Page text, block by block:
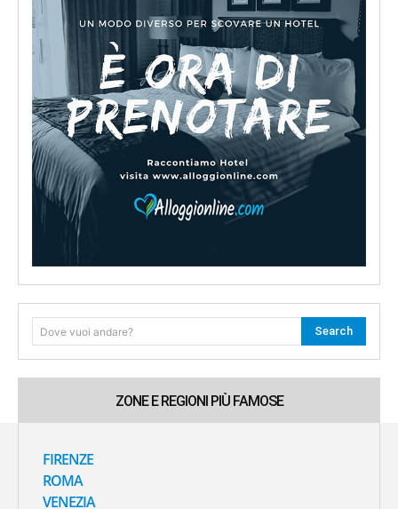
Dove vuoi andare? Search
ZONE E REGIONI PIÙ FAMOSE
FIRENZE
ROMA
VENEZIA